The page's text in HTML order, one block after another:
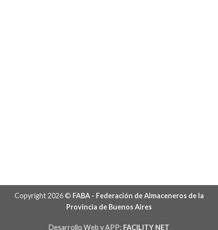
Copyright 2026 © FABA - Federación de Almaceneros de la
Provincia de Buenos Aires
Desarrollo Web y APP: FACILITY NET